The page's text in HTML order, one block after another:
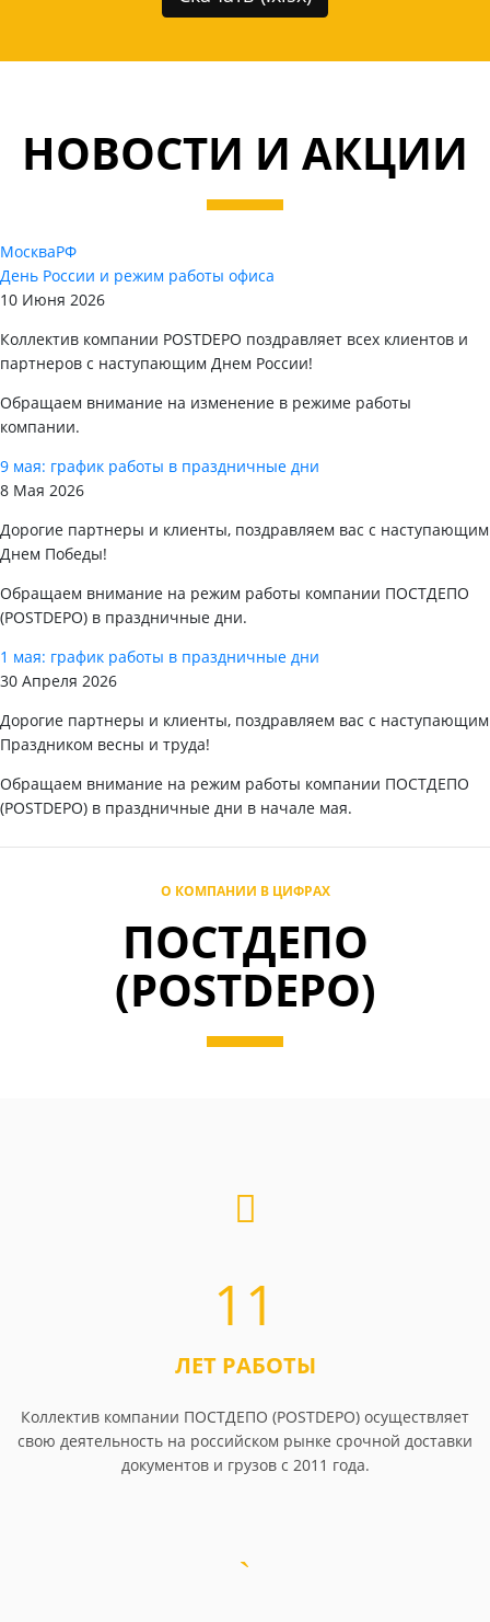
НОВОСТИ И АКЦИИ
МоскваРФ
День России и режим работы офиса
10 Июня 2026
Коллектив компании POSTDEPO поздравляет всех клиентов и
партнеров с наступающим Днем России!
Обращаем внимание на изменение в режиме работы
компании.
9 мая: график работы в праздничные дни
8 Мая 2026
Дорогие партнеры и клиенты, поздравляем вас с наступающим
Днем Победы!
Обращаем внимание на режим работы компании ПОСТДЕПО
(POSTDEPO) в праздничные дни.
1 мая: график работы в праздничные дни
30 Апреля 2026
Дорогие партнеры и клиенты, поздравляем вас с наступающим
Праздником весны и труда!
Обращаем внимание на режим работы компании ПОСТДЕПО
(POSTDEPO) в праздничные дни в начале мая.
О КОМПАНИИ В ЦИФРАХ
ПОСТДЕПО
(POSTDEPO)
11
ЛЕТ РАБОТЫ
Коллектив компании ПОСТДЕПО (POSTDEPO) осуществляет
свою деятельность на российском рынке срочной доставки
документов и грузов с 2011 года.